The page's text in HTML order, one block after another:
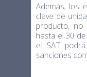
Además, los
clave de
producto, no
hasta el 30
el SAT
sanciones